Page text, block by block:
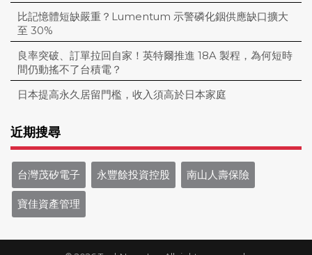
比記憶體短缺嚴重？Lumentum 示警磷化銦供應缺口擴大
至 30%
良率突破、訂單拉回自家！英特爾推進 18A 製程，為何短時
間仍動搖不了台積電？
日本提高永久居留門檻，收入須高於日本家庭
近期搜尋
台灣茂矽電子 永豐餘投資控股 南山人壽保險
寶佳資產管理